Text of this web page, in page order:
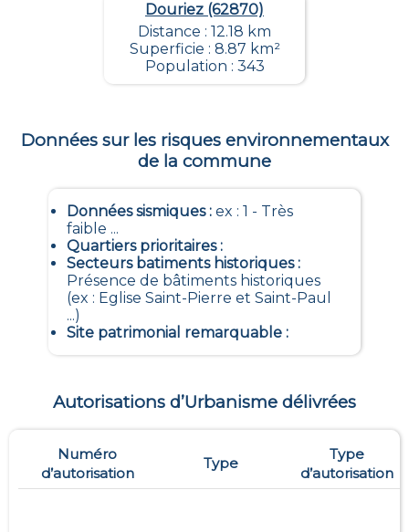
Douriez (62870)
Distance : 12.18 km
Superficie : 8.87 km²
Population : 343
Données sur les risques environnementaux
de la commune
Données sismiques: ex : 1 - Très
faible ...
Quartiers prioritaires:
Secteurs batiments historiques:
Présence de bâtiments historiques
(ex : Eglise Saint-Pierre et Saint-Paul
...)
Site patrimonial remarquable:
Autorisations d’Urbanisme délivrées
Numéro
d’autorisation
Type
Type
d’autorisation